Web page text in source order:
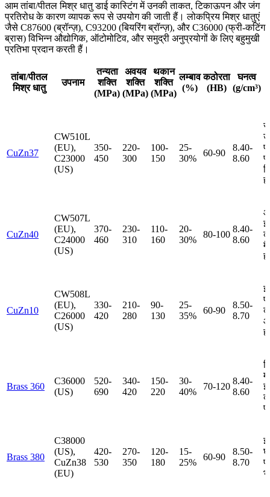
आम तांबा/पीतल मिश्र धातु डाई कास्टिंग में उनकी ताकत, टिकाऊपन और जंग
प्रतिरोध के कारण व्यापक रूप से उपयोग की जाती हैं। लोकप्रिय मिश्र धातुएं
जैसे C87600 (ब्रॉन्ज़), C93200 (बियरिंग ब्रॉन्ज़), और C36000 (फ्री-कटिंग
ब्रास) विभिन्न औद्योगिक, ऑटोमोटिव, और समुद्री अनुप्रयोगों के लिए बहुमुखी
प्रतिभा प्रदान करती हैं।
तांबा/पीतल
मिश्र धातु
उपनाम
तन्यता
शक्ति
(MPa)
अवयव
शक्ति
(MPa)
थकान
शक्ति
(MPa)
लम्बाव
(%)
कठोरता
(HB)
घनत्व
(g/cm³)
CuZn37
CW510L
(EU),
C23000
(US)
350-
450
220-
300
100-
150
25-
30%
60-90
8.40-
8.60
CuZn40
CW507L
(EU),
C24000
(US)
370-
460
230-
310
110-
160
20-
30%
80-100
8.40-
8.60
CuZn10
CW508L
(EU),
C26000
(US)
330-
420
210-
280
90-
130
25-
35%
60-90
8.50-
8.70
Brass 360
C36000
(US)
520-
690
340-
420
150-
220
30-
40%
70-120
8.40-
8.60
Brass 380
C38000
(US),
CuZn38
(EU)
420-
530
270-
350
120-
180
15-
25%
60-90
8.50-
8.70